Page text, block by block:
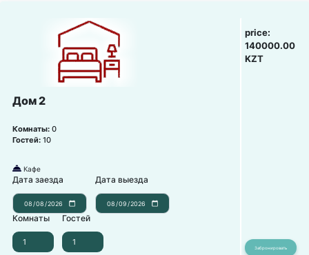
Дом 2
Комнаты: 0
Гостей: 10
덐 Кафе
Дата заезда Дата выезда
Комнаты Гостей
price:
140000.00
KZT